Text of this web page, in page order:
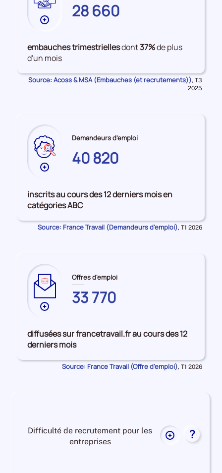
Plus
données
sur
les
Embauches
ALLIER
28 660
embauches trimestriellesdont37%de plus
d'un mois
Source: Acoss & MSA (Embauches (et recrutements)), Données
pour
T3
2025
Plus
données
sur
les
ALLIER
Demandeurs d'emploi
40 820
inscrits au cours des 12 derniers mois en
catégories ABC
Source: France Travail (Demandeurs d'emploi), Données
T1 2026
Plus
données
sur
les
ALLIER
Offres d'emploi
33 770
diffusées sur francetravail.fr au cours des 12
derniers mois
Source: France Travail (Offre d'emploi), Données
T1 2026
Difficulté de recrutement pour les
entreprises
Plus
?